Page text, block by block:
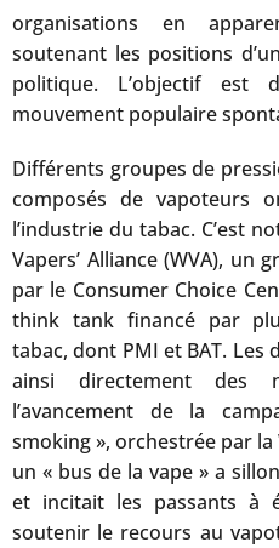
organisations en
soutenant les positions
politique. L’objectif est
mouvement populaire
Différents groupes de
composés de vapoteurs
l’industrie du tabac. C’est
Vapers’ Alliance (WVA), un
par le Consumer Choice
think tank financé par
tabac, dont PMI et BAT. Les
ainsi directement des
l’avancement de la
smoking », orchestrée par la
un « bus de la vape » a
et incitait les passants à
soutenir le recours au